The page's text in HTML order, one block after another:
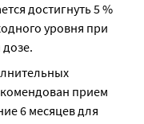
достигнуть 5 %
уровня при
прием
6 месяцев для